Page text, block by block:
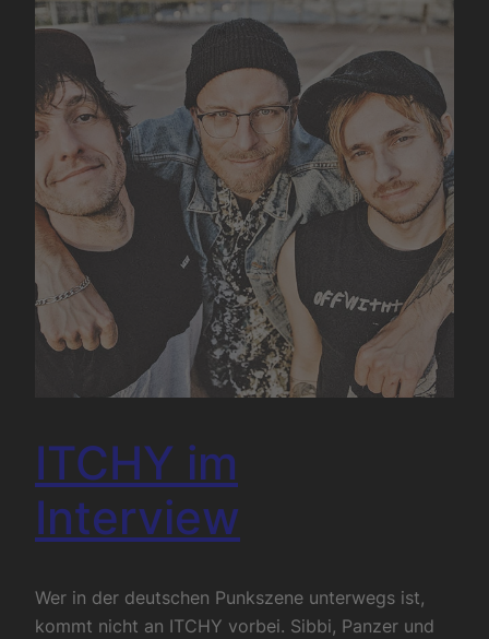
ITCHY im
Interview
Wer in der deutschen Punkszene unterwegs ist,
kommt nicht an ITCHY vorbei. Sibbi, Panzer und